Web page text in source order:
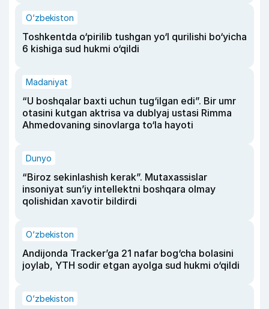
O‘zbekiston
Toshkentda o‘pirilib tushgan yo‘l qurilishi bo‘yicha
6 kishiga sud hukmi o‘qildi
Madaniyat
“U boshqalar baxti uchun tug‘ilgan edi”. Bir umr
otasini kutgan aktrisa va dublyaj ustasi Rimma
Ahmedovaning sinovlarga to‘la hayoti
Dunyo
“Biroz sekinlashish kerak”. Mutaxassislar
insoniyat sun’iy intellektni boshqara olmay
qolishidan xavotir bildirdi
O‘zbekiston
Andijonda Tracker’ga 21 nafar bog‘cha bolasini
joylab, YTH sodir etgan ayolga sud hukmi o‘qildi
O‘zbekiston